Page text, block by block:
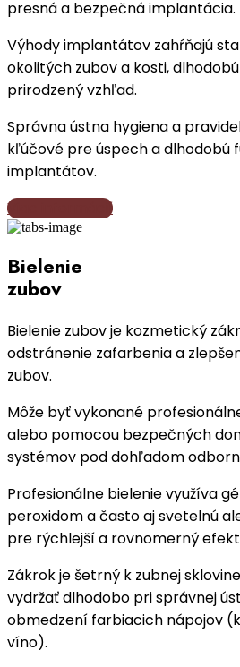
presná a bezpečná implantácia.
Výhody implantátov zahŕňajú
okolitých zubov a kosti,
prirodzený vzhľad.
Správna ústna hygiena a
kľúčové pre úspech a dlhodobú
implantátov.
Viac informácií
Bielenie
zubov
Bielenie zubov je kozmetický
odstránenie zafarbenia a
zubov.
Môže byť vykonané
alebo pomocou bezpečných
systémov pod dohľadom
Profesionálne bielenie využíva
peroxidom a často aj svetelnú
pre rýchlejší a rovnomerný
Zákrok je šetrný k zubnej
vydržať dlhodobo pri správnej
obmedzení farbiacich nápojov
víno).